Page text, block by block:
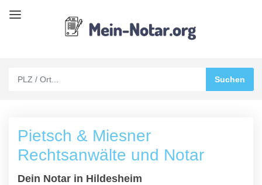
Pietsch & Miesner
Rechtsanwälte und Notar
Dein Notar in Hildesheim